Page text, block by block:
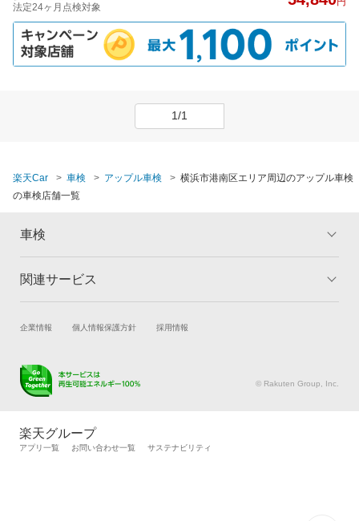
法定24ヶ月点検対象
1/1
楽天Car 車検 アップル車検
横浜市港南区エリア周辺のアップル車検
の車検店舗一覧
車検
トップ
車検の基礎知識 キャンペーン一覧
関連サービス
試乗・商談 新車購入
キズ修理予約
メンテナンス管理
自動車カタログ 自動車保険
企業情報 個人情報保護方針 採用情報
© Rakuten Group, Inc.
楽天グループ
アプリ一覧 お問い合わせ一覧 サステナビリティ